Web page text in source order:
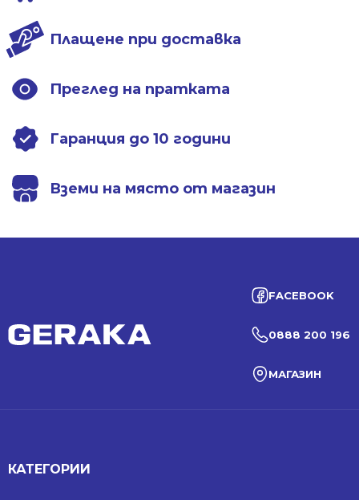
Плащене при доставка
Преглед на пратката
Гаранция до 10 години
Вземи на място от магазин
FACEBOOK
0888 200 196
МАГАЗИН
КАТЕГОРИИ